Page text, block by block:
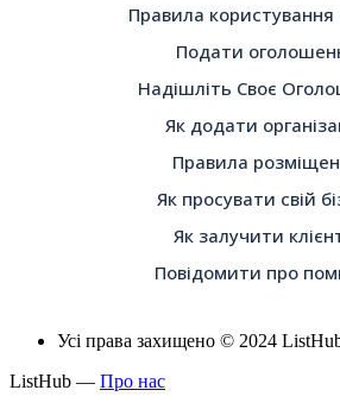
Правила
Подати
Надішліть Своє
Як додати
Правила
Як просувати свій
Як залучити
Повідомити про
Усі права захищено © 2024
ListHub — Про нас